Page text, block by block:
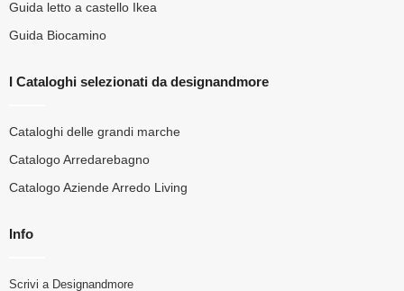
Guida letto a castello Ikea
Guida Biocamino
I Cataloghi selezionati da designandmore
Cataloghi delle grandi marche
Catalogo Arredarebagno
Catalogo Aziende Arredo Living
Info
Scrivi a Designandmore